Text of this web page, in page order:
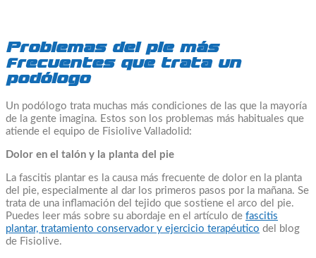
Problemas del pie más
frecuentes que trata un
podólogo
Un podólogo trata muchas más condiciones de las que la mayoría
de la gente imagina. Estos son los problemas más habituales que
atiende el equipo de Fisiolive Valladolid:
Dolor en el talón y la planta del pie
La fascitis plantar es la causa más frecuente de dolor en la planta
del pie, especialmente al dar los primeros pasos por la mañana. Se
trata de una inflamación del tejido que sostiene el arco del pie.
Puedes leer más sobre su abordaje en el artículo de fascitis
plantar, tratamiento conservador y ejercicio terapéutico del blog
de Fisiolive.